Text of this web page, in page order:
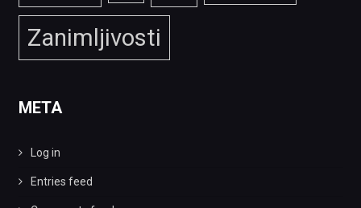
Zanimljivosti
META
Log in
Entries feed